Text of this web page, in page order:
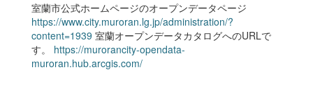
室蘭市公式ホームページのオープンデータページ
https://www.city.muroran.lg.jp/administration/?
content=1939 室蘭オープンデータカタログへのURLで
す。 https://murorancity-opendata-
muroran.hub.arcgis.com/